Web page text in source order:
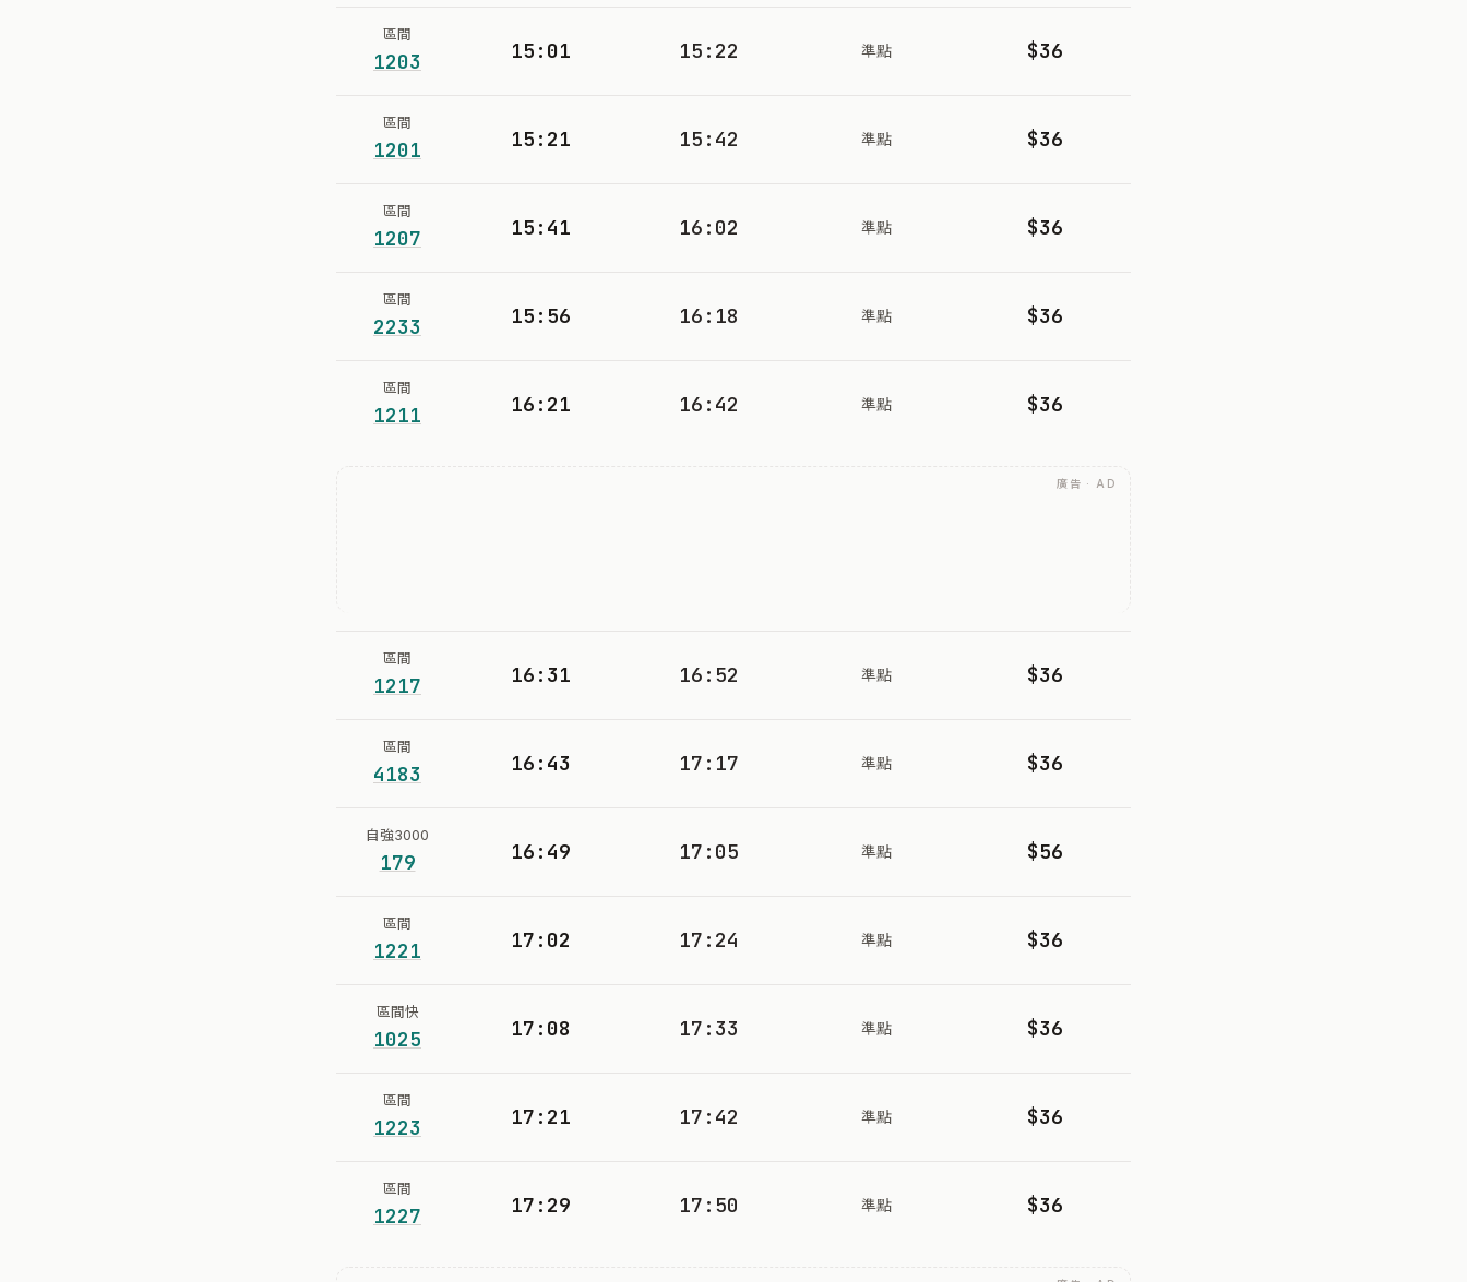
區間
1203 15:01 15:22 準點 $36
區間
1201 15:21 15:42 準點 $36
區間
1207 15:41 16:02 準點 $36
區間
2233 15:56 16:18 準點 $36
區間
1211 16:21 16:42 準點 $36
廣告 · AD
區間
1217 16:31 16:52 準點 $36
區間
4183 16:43 17:17 準點 $36
自強3000
179 16:49 17:05 準點 $56
區間
1221 17:02 17:24 準點 $36
區間快
1025 17:08 17:33 準點 $36
區間
1223 17:21 17:42 準點 $36
區間
1227 17:29 17:50 準點 $36